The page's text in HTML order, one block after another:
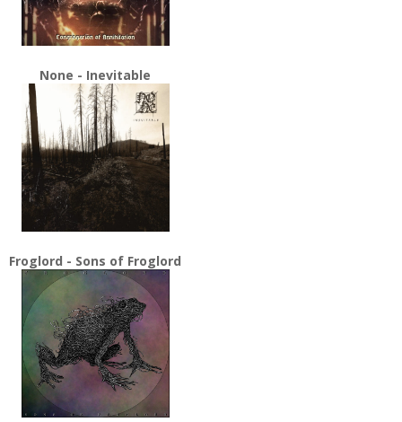
None - Inevitable
Froglord - Sons of Froglord